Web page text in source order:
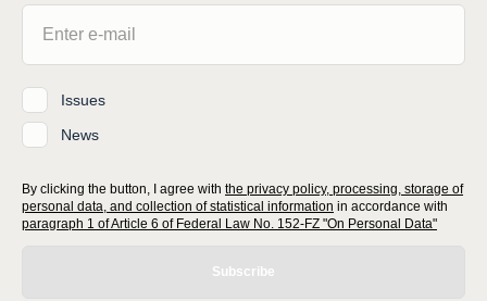
Issues
News
By clicking the button, I agree with the privacy policy, processing, storage of
personal data, and collection of statistical information in accordance with
paragraph 1 of Article 6 of Federal Law No. 152-FZ "On Personal Data"
Subscribe